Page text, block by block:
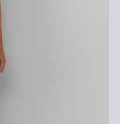
nous nous
de sources
cultivées de